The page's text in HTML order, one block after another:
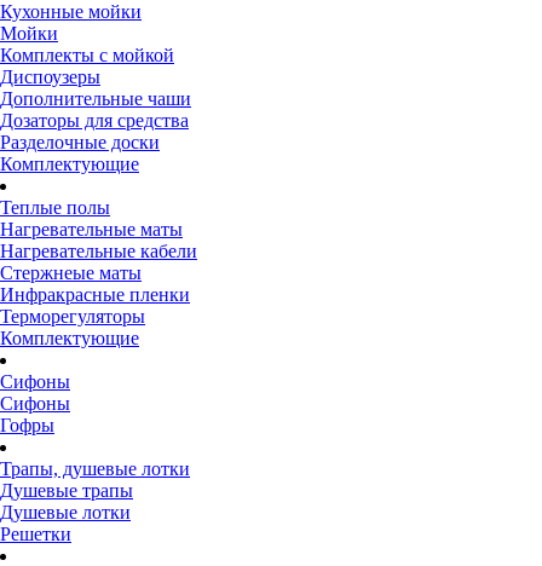
Кухонные мойки
Мойки
Комплекты с мойкой
Диспоузеры
Дополнительные чаши
Дозаторы для средства
Разделочные доски
Комплектующие
Теплые полы
Нагревательные маты
Нагревательные кабели
Стержнеые маты
Инфракрасные пленки
Терморегуляторы
Комплектующие
Сифоны
Сифоны
Гофры
Трапы, душевые лотки
Душевые трапы
Душевые лотки
Решетки